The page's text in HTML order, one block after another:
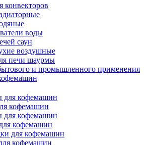
конвекторов
воды
саун
воздушные
печи шаурмы
и промышленного применения
для кофемашин
кофемашин
для кофемашин
кофемашин
для кофемашин
кофемашин